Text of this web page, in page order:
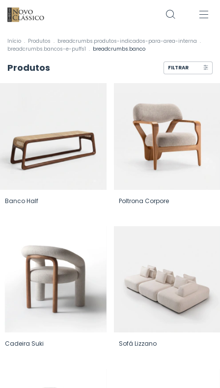
Início . Produtos . breadcrumbs.produtos-indicados-para-area-interna .
breadcrumbs.bancos-e-puffs1 . breadcrumbs.banco
Produtos FILTRAR
Banco Half Poltrona Corpore
Cadeira Suki Sofá Lizzano